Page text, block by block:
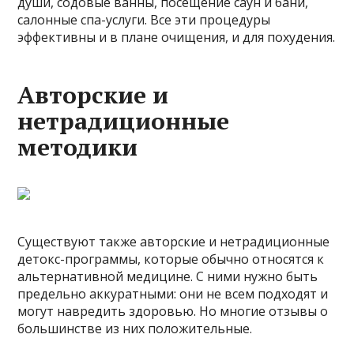
салонные спа-услуги. Все эти процедуры
эффективны и в плане очищения, и для похудения.
Авторские и
нетрадиционные
методики
Существуют также авторские и нетрадиционные
детокс-программы, которые обычно относятся к
альтернативной медицине. С ними нужно быть
предельно аккуратными: они не всем подходят и
могут навредить здоровью. Но многие отзывы о
большинстве из них положительные.